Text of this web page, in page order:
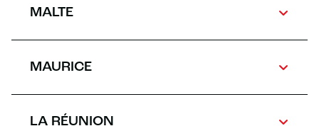
MALTE
MAURICE
LA RÉUNION